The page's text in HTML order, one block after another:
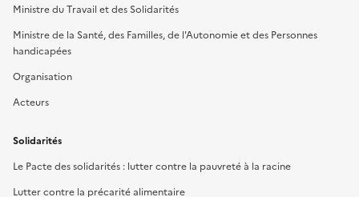
Ministre du Travail et des Solidarités
Ministre de la Santé, des Familles, de l'Autonomie et des Personnes
handicapées
Organisation
Acteurs
Solidarités
Le Pacte des solidarités : lutter contre la pauvreté à la racine
Lutter contre la précarité alimentaire